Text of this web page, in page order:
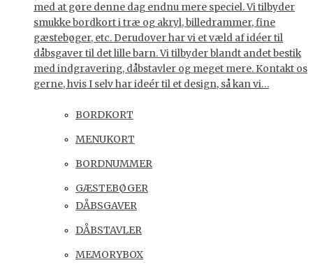
med at gøre denne dag endnu mere speciel. Vi tilbyder
smukke bordkort i træ og akryl, billedrammer, fine
gæstebøger, etc. Derudover har vi et væld af idéer til
dåbsgaver til det lille barn. Vi tilbyder blandt andet bestik
med indgravering, dåbstavler og meget mere. Kontakt os
gerne, hvis I selv har ideér til et design, så kan vi…
BORDKORT
MENUKORT
BORDNUMMER
GÆSTEBØGER
DÅBSGAVER
DÅBSTAVLER
MEMORYBOX